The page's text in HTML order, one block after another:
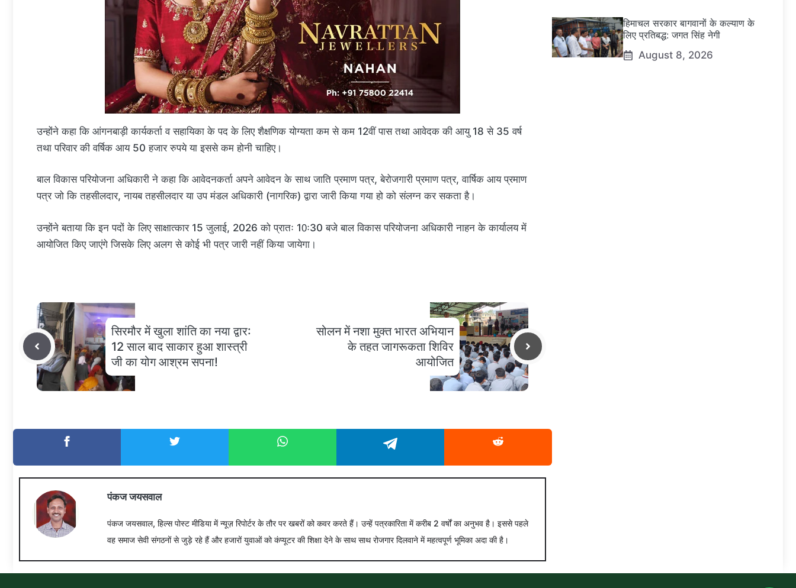
उन्होंने कहा कि आंगनबाड़ी कार्यकर्ता व सहायिका के पद के लिए शैक्षणिक योग्यता कम से कम 12वीं पास तथा आवेदक की आयु 18 से 35 वर्ष
तथा परिवार की वर्षिक आय 50 हजार रुपये या इससे कम होनी चाहिए।
बाल विकास परियोजना अधिकारी ने कहा कि आवेदनकर्ता अपने आवेदन के साथ जाति प्रमाण पत्र, बेरोजगारी प्रमाण पत्र, वार्षिक आय प्रमाण
पत्र जो कि तहसीलदार, नायब तहसीलदार या उप मंडल अधिकारी (नागरिक) द्वारा जारी किया गया हो को संलग्न कर सकता है।
उन्होंने बताया कि इन पदों के लिए साक्षात्कार 15 जुलाई, 2026 को प्रातः 10ः30 बजे बाल विकास परियोजना अधिकारी नाहन के कार्यालय में
आयोजित किए जाएंगे जिसके लिए अलग से कोई भी पत्र जारी नहीं किया जायेगा।
सिरमौर में खुला शांति का नया द्वार:
12 साल बाद साकार हुआ शास्त्री
जी का योग आश्रम सपना!
सोलन में नशा मुक्त भारत अभियान
के तहत जागरूकता शिविर
आयोजित
पंकज जयसवाल
पंकज जयसवाल, हिल्स पोस्ट मीडिया में न्यूज़ रिपोर्टर के तौर पर खबरों को कवर करते हैं। उन्हें पत्रकारिता में करीब 2 वर्षों का अनुभव है। इससे पहले
वह समाज सेवी संगठनों से जुड़े रहे हैं और हजारों युवाओं को कंप्यूटर की शिक्षा देने के साथ साथ रोजगार दिलवाने में महत्वपूर्ण भूमिका अदा की है।
हिमाचल सरकार बागवानों के कल्याण के
लिए प्रतिबद्ध: जगत सिंह नेगी
August 8, 2026